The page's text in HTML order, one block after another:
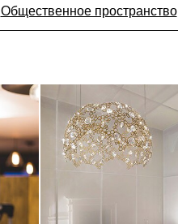
Общественное пространство